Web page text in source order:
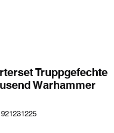
Truppgefechte
Warhammer